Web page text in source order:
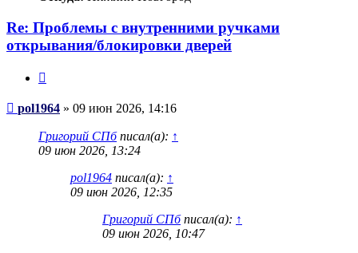
Re: Проблемы с внутренними ручками
открывания/блокировки дверей
Сообщение
pol1964 » 09 июн 2026, 14:16
Григорий СПбписал(а): ↑
09 июн 2026, 13:24
pol1964 писал(а): ↑
09 июн 2026, 12:35
Григорий СПбписал(а): ↑
09 июн 2026, 10:47